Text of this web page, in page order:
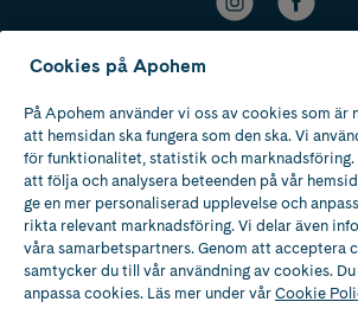
Om Apohem
Mina recept
Ladda ner vår app
Cookies på Apohem
På Apohem använder vi oss av cookies som är
att hemsidan ska fungera som den ska. Vi
för funktionalitet, statistik och marknadsföring.
att följa och analysera beteenden på vår
ge en mer personaliserad upplevelse och
rikta relevant marknadsföring. Vi delar även
våra samarbetspartners. Genom att acceptera
samtycker du till vår användning av cookies. Du
anpassa cookies. Läs mer under vårCookie